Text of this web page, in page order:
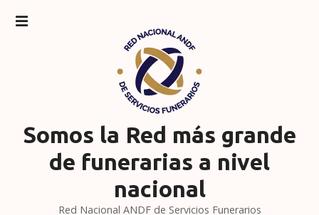
Somos la Red más grande
de funerarias a nivel
nacional
Red Nacional ANDF de Servicios Funerarios